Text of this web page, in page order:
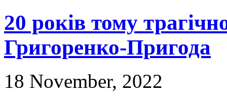
20 років тому
Григоренко-Пригода
18 November, 2022